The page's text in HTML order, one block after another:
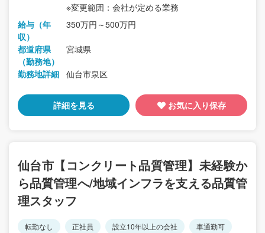
※変更範囲：会社が定める業務
給与（年
収）
350万円～500万円
都道府県
（勤務地）
宮城県
勤務地詳細 仙台市泉区
詳細を見る お気に入り保存
仙台市【コンクリート品質管理】未経験か
ら品質管理へ/地域インフラを支える品質管
理スタッフ
転勤なし 正社員 設立10年以上の会社
車通勤可